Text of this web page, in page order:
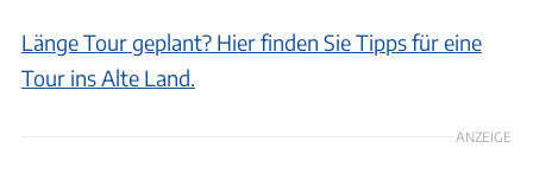
Länge Tour geplant? Hier finden Sie Tipps für eine
Tour ins Alte Land.
ANZEIGE